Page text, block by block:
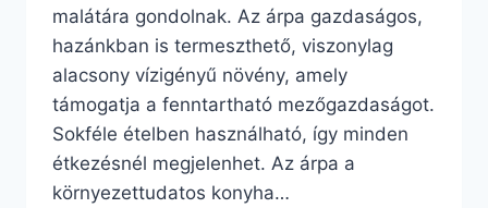
malátára gondolnak. Az árpa gazdaságos,
hazánkban is termeszthető, viszonylag
alacsony vízigényű növény, amely
támogatja a fenntartható mezőgazdaságot.
Sokféle ételben használható, így minden
étkezésnél megjelenhet. Az árpa a
környezettudatos konyha…